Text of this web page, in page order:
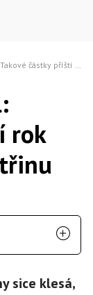
rok Češi zaplatí za elektřinu
rok
sice klesá,